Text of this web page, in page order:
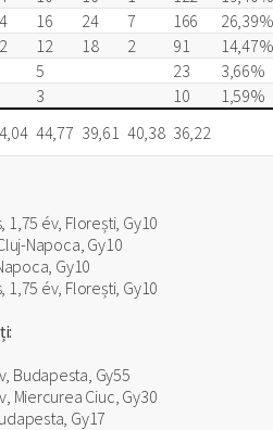
16 24 7 166
26,39%
12 18 2 91
14,47%
5 23
3,66%
3 10
1,59%
44,77 39,61 40,38 36,22
1,75 év, Florești, Gy10
Napoca, Gy10
Gy10
1,75 év, Florești, Gy10
Budapesta, Gy55
Miercurea Ciuc, Gy30
Gy17